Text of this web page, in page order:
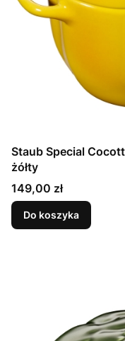
Staub Special
żółty
Cena
149,00 zł
Do koszyka